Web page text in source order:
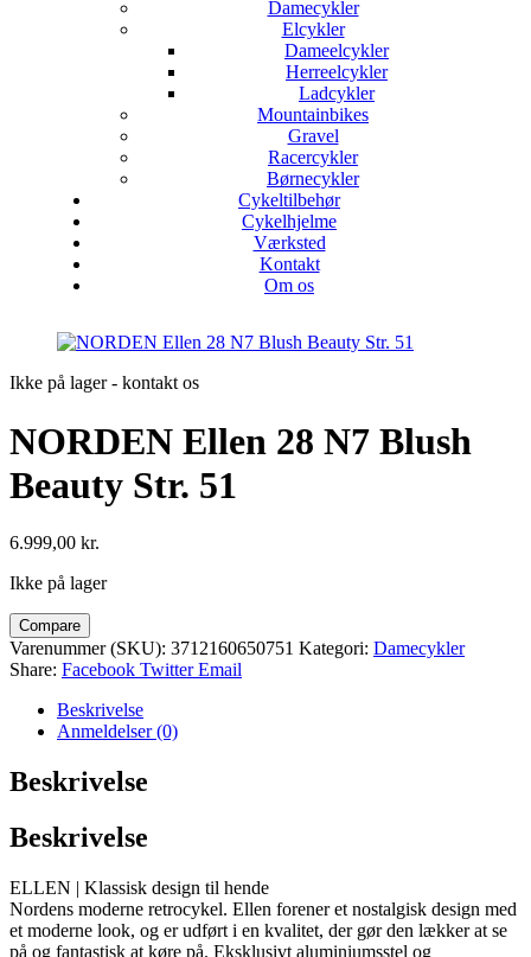
Damecykler
Elcykler
Dameelcykler
Herreelcykler
Ladcykler
Mountainbikes
Gravel
Racercykler
Børnecykler
Cykeltilbehør
Cykelhjelme
Værksted
Kontakt
Om os
Ikke på lager - kontakt os
NORDEN Ellen 28 N7 Blush
Beauty Str. 51
6.999,00 kr.
Ikke på lager
Compare
Varenummer (SKU): 3712160650751 Kategori: Damecykler
Share: Facebook Twitter Email
Beskrivelse
Anmeldelser (0)
Beskrivelse
Beskrivelse
ELLEN | Klassisk design til hende
Nordens moderne retrocykel. Ellen forener et nostalgisk design med
et moderne look, og er udført i en kvalitet, der gør den lækker at se
på og fantastisk at køre på. Eksklusivt aluminiumsstel og